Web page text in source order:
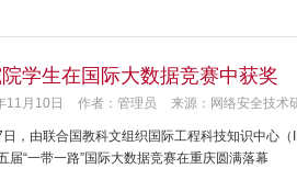
学生在国际大数据竞赛中获奖
11月10日 作者：管理员 来源：网络安全技术
，由联合国教科文组织国际工程科技知识中心
届“一带一路”国际大数据竞赛在重庆圆满落幕